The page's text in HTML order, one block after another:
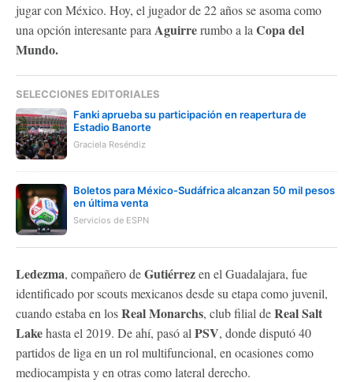
jugar con México. Hoy, el jugador de 22 años se asoma como
una opción interesante paraAguirrerumbo a laCopa del
Mundo.
SELECCIONES EDITORIALES
Fanki aprueba su participación en reapertura de
Estadio Banorte
Graciela Reséndiz
Boletos para México-Sudáfrica alcanzan 50 mil pesos
en última venta
Servicios de ESPN
Ledezma, compañero deGutiérrezen el Guadalajara, fue
identificado por scouts mexicanos desde su etapa como juvenil,
cuando estaba en losReal Monarchs, club filial deReal Salt
Lakehasta el 2019. De ahí, pasó alPSV, donde disputó 40
partidos de liga en un rol multifuncional, en ocasiones como
mediocampista y en otras como lateral derecho.